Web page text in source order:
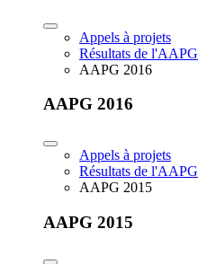
Appels à projets
Résultats de l'AAPG
AAPG 2016
AAPG 2016
Appels à projets
Résultats de l'AAPG
AAPG 2015
AAPG 2015